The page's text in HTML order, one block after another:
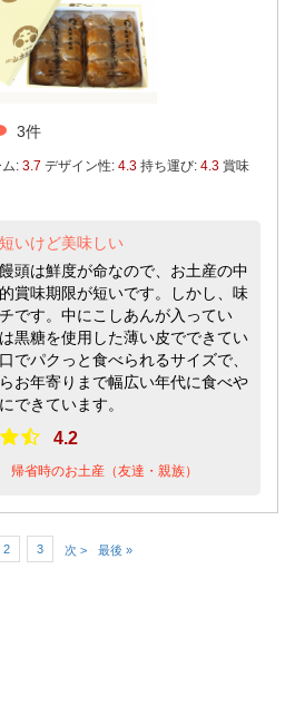
3件
: 3.7 デザイン性: 4.3 持ち運び: 4.3 賞味
いけど美味しい
頭は鮮度が命なので、お土産の中
賞味期限が短いです。しかし、味
です。中にこしあんが入ってい
黒糖を使用した薄い皮でできてい
でパクっと食べられるサイズで、
お年寄りまで幅広い年代に食べや
できています。
4.2
帰省時のお土産（友達・親族）
2 3 次 > 最後 »